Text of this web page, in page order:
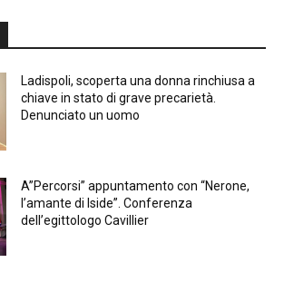
Ladispoli, scoperta una donna rinchiusa a
chiave in stato di grave precarietà.
Denunciato un uomo
A”Percorsi” appuntamento con “Nerone,
l’amante di Iside”. Conferenza
dell’egittologo Cavillier